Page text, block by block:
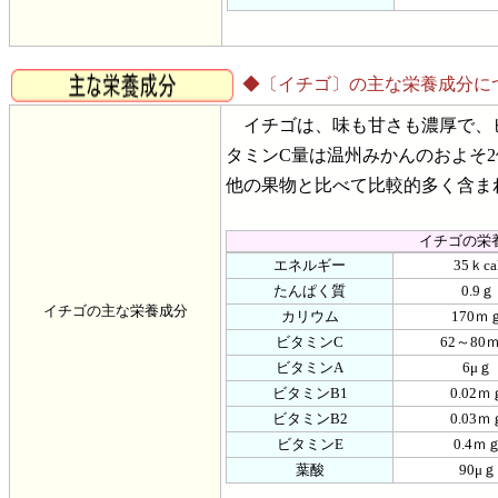
◆〔イチゴ〕の主な栄養成分に
イチゴの主な栄養成分
イチゴは、味も甘さも濃厚で、
タミンC量は温州みかんのおよそ
他の果物と比べて比較的多く含
イチゴの栄
エネルギー
35ｋ
たんぱく質
0.9ｇ
カリウム
170ｍ
ビタミンC
62～80
ビタミンA
6μｇ
ビタミンB1
0.02ｍ
ビタミンB2
0.03ｍ
ビタミンE
0.4ｍ
葉酸
90μｇ